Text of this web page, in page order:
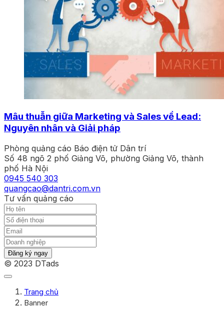
Mâu thuẫn giữa Marketing và Sales về Lead:
Nguyên nhân và Giải pháp
Phòng quảng cáo Báo điện tử Dân trí
Số 48 ngõ 2 phố Giảng Võ, phường Giảng Võ, thành
phố Hà Nội
0945 540 303
quangcao@dantri.com.vn
Tư vấn quảng cáo
Đăng ký ngay
© 2023 DTads
Trang chủ
Banner